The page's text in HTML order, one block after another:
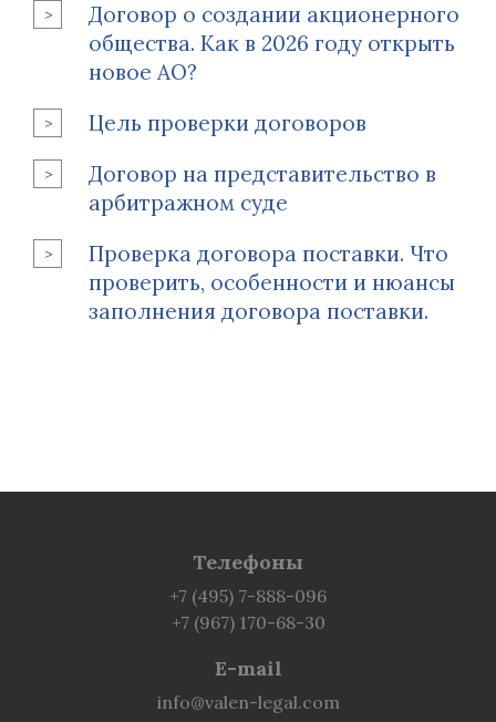
Договор о создании акционерного
общества. Как в 2026 году открыть
новое АО?
Цель проверки договоров
Договор на представительство в
арбитражном суде
Проверка договора поставки. Что
проверить, особенности и нюансы
заполнения договора поставки.
Телефоны
+7 (495) 7-888-096
+7 (967) 170-68-30
E-mail
info@valen-legal.com